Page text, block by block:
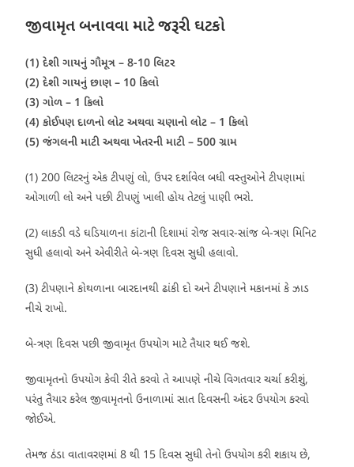
જીવામૃત બનાવવા માટે જરૂરી ઘટકો
(1) દેશી ગાયનું ગૌમૂત્ર – 8-10 લિટર
(2) દેશી ગાયનું છાણ – 10 કિલો
(3) ગોળ – 1 કિલો
(4) કોઈપણ દાળનો લોટ અથવા ચણાનો લોટ – 1 કિલો
(5) જંગલની માટી અથવા ખેતરની માટી – 500 ગ્રામ
(1) 200 લિટરનું એક ટીપણું લો, ઉપર દર્શાવેલ બધી વસ્તુઓને ટીપણામાં
ઓગાળી લો અને પછી ટીપણું ખાલી હોય તેટલું પાણી ભરો.
(2) લાકડી વડે ઘડિયાળના કાંટાની દિશામાં રોજ સવાર-સાંજ બે-ત્રણ મિનિટ
સુધી હલાવો અને એવીરીતે બે-ત્રણ દિવસ સુધી હલાવો.
(3) ટીપણાને કોથળાના બારદાનથી ઢાંકી દો અને ટીપણાને મકાનમાં કે ઝાડ
નીચે રાખો.
બે-ત્રણ દિવસ પછી જીવામૃત ઉપયોગ માટે તૈયાર થઈ જશે.
જીવામૃતનો ઉપયોગ કેવી રીતે કરવો તે આપણે નીચે વિગતવાર ચર્ચા કરીશું,
પરંતુ તૈયાર કરેલ જીવામૃતનો ઉનાળામાં સાત દિવસની અંદર ઉપયોગ કરવો
જોઈએ.
તેમજ ઠંડા વાતાવરણમાં 8 થી 15 દિવસ સુધી તેનો ઉપયોગ કરી શકાય છે,